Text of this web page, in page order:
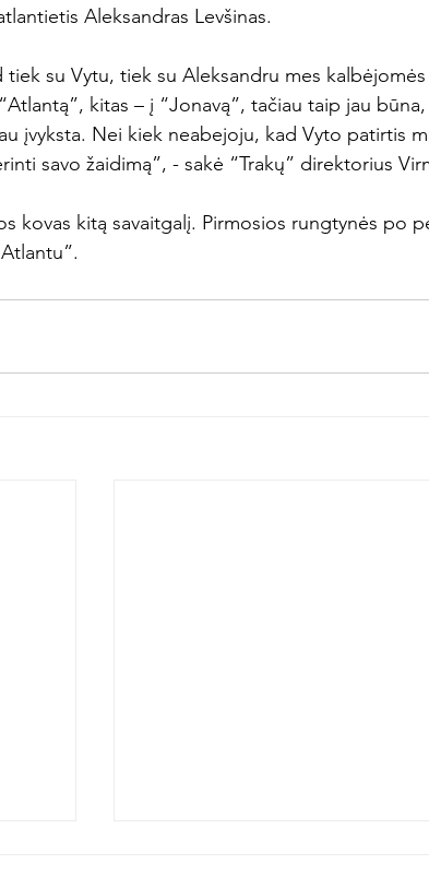
Aleksandras Levšinas.
tiek su Vytu, tiek su Aleksandru mes
kitas – į “Jonavą”, tačiau taip jau
įvyksta. Nei kiek neabejoju, kad Vyto patirtis
savo žaidimą”, - sakė “Trakų” direktorius
kovas kitą savaitgalį. Pirmosios rungtynės po